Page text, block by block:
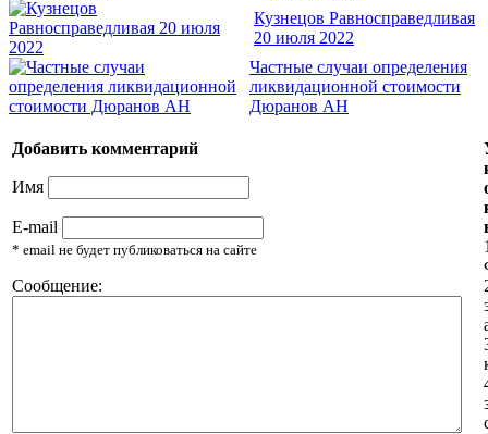
Кузнецов Равносправедливая
20 июля 2022
Частные случаи определения
ликвидационной стоимости
Дюранов АН
Добавить комментарий
Имя
E-mail
* email не будет публиковаться на сайте
Сообщение: